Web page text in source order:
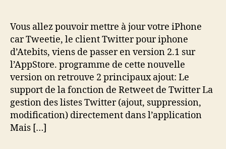
est
disponible
sur
l’AppStore
Vous allez pouvoir mettre à jour votre iPhone
car Tweetie, le client Twitter pour iphone
d’Atebits, viens de passer en version 2.1 sur
l’AppStore. programme de cette nouvelle
version on retrouve 2 principaux ajout: Le
support de la fonction de Retweet de Twitter La
gestion des listes Twitter (ajout, suppression,
modification) directement dans l’application
Mais […]